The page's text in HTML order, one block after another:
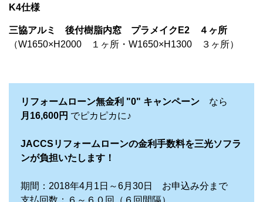
K4仕様
三協アルミ 後付樹脂内窓 プラメイクE2 ４ヶ所
（W1650×H2000 １ヶ所・W1650×H1300 ３ヶ所）
リフォームローン無金利 "0" キャンペーン なら
月16,600円 でピカピカに♪
JACCSリフォームローンの金利手数料を三光ソフラ
ンが負担いたします！
期間：2018年4月1日～6月30日 お申込み分まで